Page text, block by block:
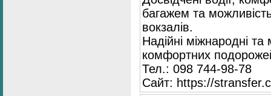
багажем та
вокзалів.
Надійні міжнародні
комфортних
Тел.: 098 744-98-78
Сайт: https://